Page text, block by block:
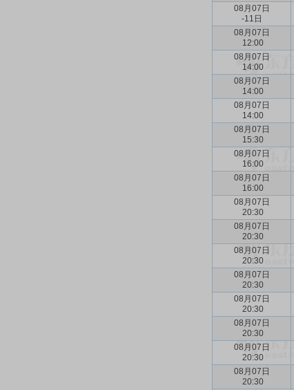
08月07日
-11日
08月07日
12:00
08月07日
14:00
08月07日
14:00
08月07日
14:00
08月07日
15:30
08月07日
16:00
08月07日
16:00
08月07日
20:30
08月07日
20:30
08月07日
20:30
08月07日
20:30
08月07日
20:30
08月07日
20:30
08月07日
20:30
08月07日
20:30